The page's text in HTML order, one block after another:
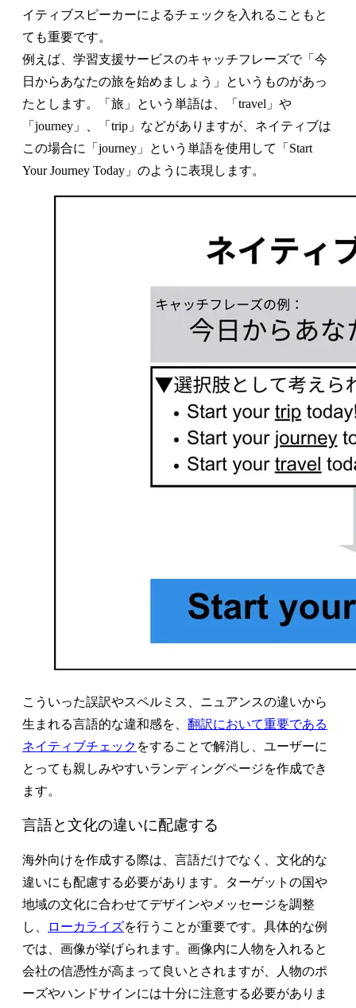
イティブスピーカーによるチェックを入れることもと
ても重要です。
例えば、学習支援サービスのキャッチフレーズで「今
日からあなたの旅を始めましょう」というものがあっ
たとします。「旅」という単語は、「travel」や
「journey」、「trip」などがありますが、ネイティブは
この場合に「journey」という単語を使用して「Start
Your Journey Today」のように表現します。
こういった誤訳やスペルミス、ニュアンスの違いから
生まれる言語的な違和感を、 翻訳において重要である
ネイティブチェック をすることで解消し、ユーザーに
とっても親しみやすいランディングページを作成でき
ます。
言語と文化の違いに配慮する
海外向けを作成する際は、言語だけでなく、文化的な
違いにも配慮する必要があります。ターゲットの国や
地域の文化に合わせてデザインやメッセージを調整
し、
ローカライズを行うことが重要です。具体的な例
では、画像が挙げられます。画像内に人物を入れると
会社の信憑性が高まって良いとされますが、人物のポ
ーズやハンドサインには十分に注意する必要がありま